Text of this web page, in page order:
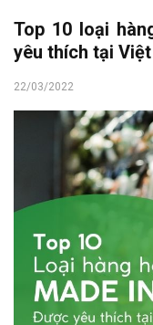
Top 10 loại
yêu thích tại
22/03/2022